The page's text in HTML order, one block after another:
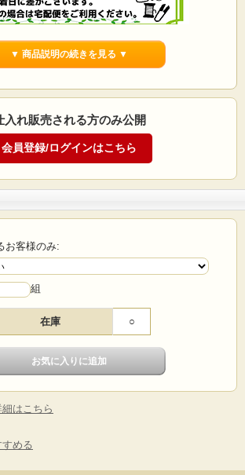
・ポンポンテンプレート 猫・ミ
624201
愛いアニマルポンポン作成テンプレートです♪
出来るよう、アイ（目）パーツ/ノーズ（鼻）パーツも
190 ポンポンセットと合せてお使い頂く商品となり
ンポンは完成イメージとなります。
ませんので、作成したいお好みのお色でご用意くださ
▼ 商品説明の続きを見る ▼
入れ販売される方のみ公開
お客様のみ:
組
在庫 ○
はこちら
める